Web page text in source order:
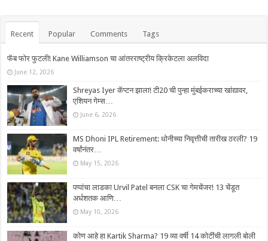
Recent Popular Comments Tags
फॅब फोर फुटली! Kane Williamson चा आंतरराष्ट्रीय क्रिकेटला अलविदा
June 12, 2026
Shreyas Iyer कॅप्टन झाला! टी20 ची पुन्हा मुंबईकराच्या खांद्यावर,
एशियन गेम्स…
June 6, 2026
MS Dhoni IPL Retirement: धोनीच्या निवृत्तीची तारीख ठरली? 19
वर्षांनंतर…
May 15, 2026
पप्पांचा लाडका Urvil Patel बनला CSK चा गेमचेंजर! 13 चेंडूत
अर्धशतक आणि…
May 10, 2026
कोण आहे हा Kartik Sharma? 19 व्या वर्षी 14 कोटींची लागली बोली